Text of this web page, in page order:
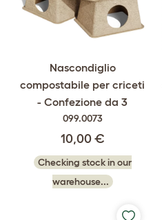
Nascondiglio
compostabile per criceti
- Confezione da 3
099.0073
10,00 €
Checking stock in our
warehouse...